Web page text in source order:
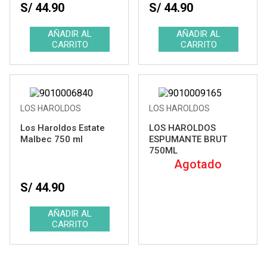
S/ 44.90 S/ 44.90
LOS HAROLDOS
Los Haroldos Estate
Malbec 750 ml
S/ 44.90
LOS HAROLDOS
LOS HAROLDOS
ESPUMANTE BRUT
750ML
Agotado